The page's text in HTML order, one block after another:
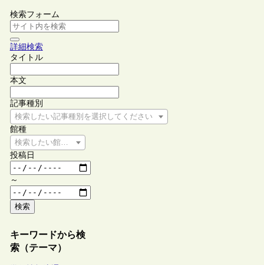
検索フォーム
詳細検索
タイトル
本文
記事種別
検索したい記事種別を選択してください
館種
検索したい館種を選択してください
投稿日
～
検索
キーワードから検
索（テーマ）